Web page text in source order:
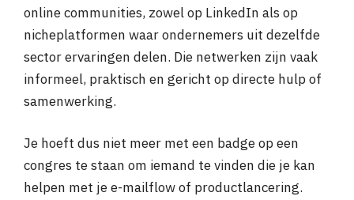
online communities, zowel op LinkedIn als op
nicheplatformen waar ondernemers uit dezelfde
sector ervaringen delen. Die netwerken zijn vaak
informeel, praktisch en gericht op directe hulp of
samenwerking.
Je hoeft dus niet meer met een badge op een
congres te staan om iemand te vinden die je kan
helpen met je e-mailflow of productlancering.